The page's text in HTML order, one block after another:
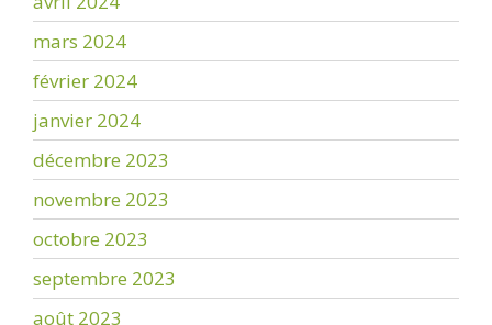
mars 2024
février 2024
janvier 2024
décembre 2023
novembre 2023
octobre 2023
septembre 2023
août 2023